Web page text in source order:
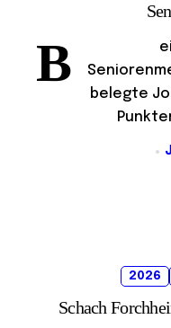
B
belegte
2026
Schach